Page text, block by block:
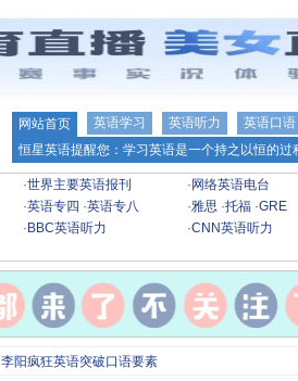
网站首页 英语学习 英语听力
英语口语
恒星英语提醒您：学习英语是一个持之以恒的
·世界主要英语报刊 · 网络英语电台
·英语专四 ·英语专八 ·雅思 ·托福 ·GRE
· BBC英语听力 ·CNN英语听力
李阳疯狂英语突破口语要素